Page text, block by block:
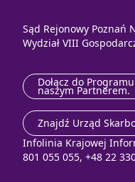
Sąd Rejonowy Poznań
Wydział VIII
Dołącz do
naszym Partnerem.
Znajdź Urząd
Infolinia Krajowej
801 055 055, +48 22